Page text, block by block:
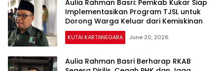
Aulia Rahman Basri: Pemkab Kukar Siap
Implementasikan Program TJSL untuk
Dorong Warga Keluar dari Kemiskinan
KUTAI KARTANEGARA June 20, 2026
Aulia Rahman Basri Berharap RKAB